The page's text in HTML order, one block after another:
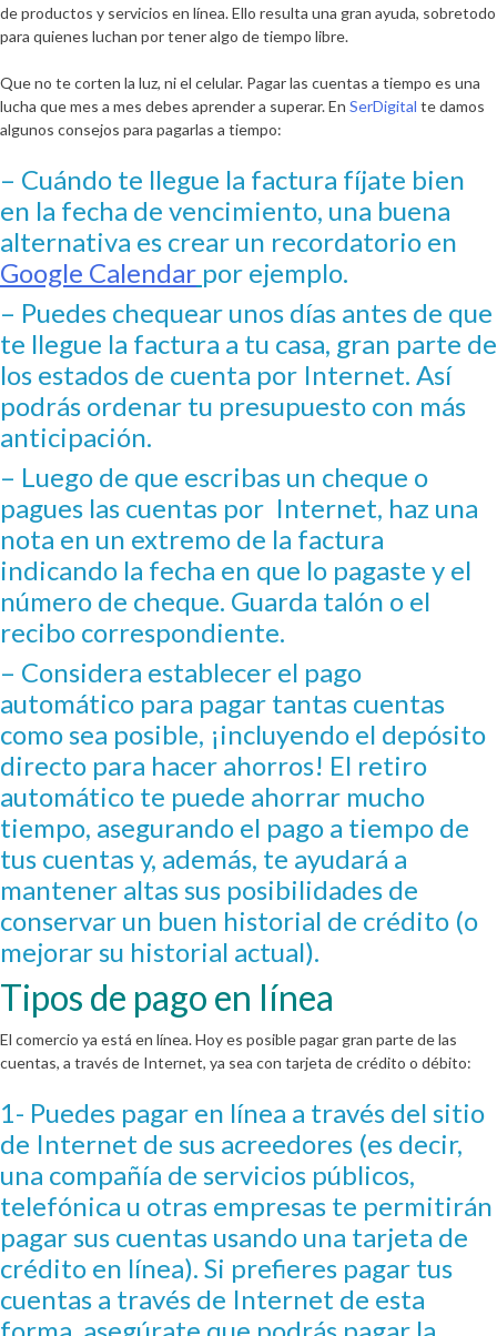
de productos y servicios en línea. Ello resulta una gran ayuda, sobretodo
para quienes luchan por tener algo de tiempo libre.
Que no te corten la luz, ni el celular. Pagar las cuentas a tiempo es una
lucha que mes a mes debes aprender a superar. En SerDigital te damos
algunos consejos para pagarlas a tiempo:
– Cuándo te llegue la factura fíjate bien
en la fecha de vencimiento, una buena
alternativa es crear un recordatorio en
Google Calendar por ejemplo.
– Puedes chequear unos días antes de que
te llegue la factura a tu casa, gran parte de
los estados de cuenta por Internet. Así
podrás ordenar tu presupuesto con más
anticipación.
– Luego de que escribas un cheque o
pagues las cuentas por Internet, haz una
nota en un extremo de la factura
indicando la fecha en que lo pagaste y el
número de cheque. Guarda talón o el
recibo correspondiente.
– Considera establecer el pago
automático para pagar tantas cuentas
como sea posible, ¡incluyendo el depósito
directo para hacer ahorros! El retiro
automático te puede ahorrar mucho
tiempo, asegurando el pago a tiempo de
tus cuentas y, además, te ayudará a
mantener altas sus posibilidades de
conservar un buen historial de crédito (o
mejorar su historial actual).
Tipos de pago en línea
El comercio ya está en línea. Hoy es posible pagar gran parte de las
cuentas, a través de Internet, ya sea con tarjeta de crédito o débito:
1- Puedes pagar en línea a través del sitio
de Internet de sus acreedores (es decir,
una compañía de servicios públicos,
telefónica u otras empresas te permitirán
pagar sus cuentas usando una tarjeta de
crédito en línea). Si prefieres pagar tus
cuentas a través de Internet de esta